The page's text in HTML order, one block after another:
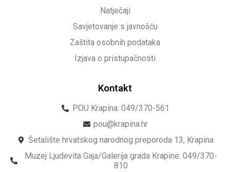
Natječaji
Savjetovanje s javnošću
Zaštita osobnih podataka
Izjava o pristupačnosti
Kontakt
POU Krapina: 049/370-561
pou@krapina.hr
Šetalište hrvatskog narodnog preporoda 13, Krapina
Muzej Ljudevita Gaja/Galerija grada Krapine: 049/370-
810